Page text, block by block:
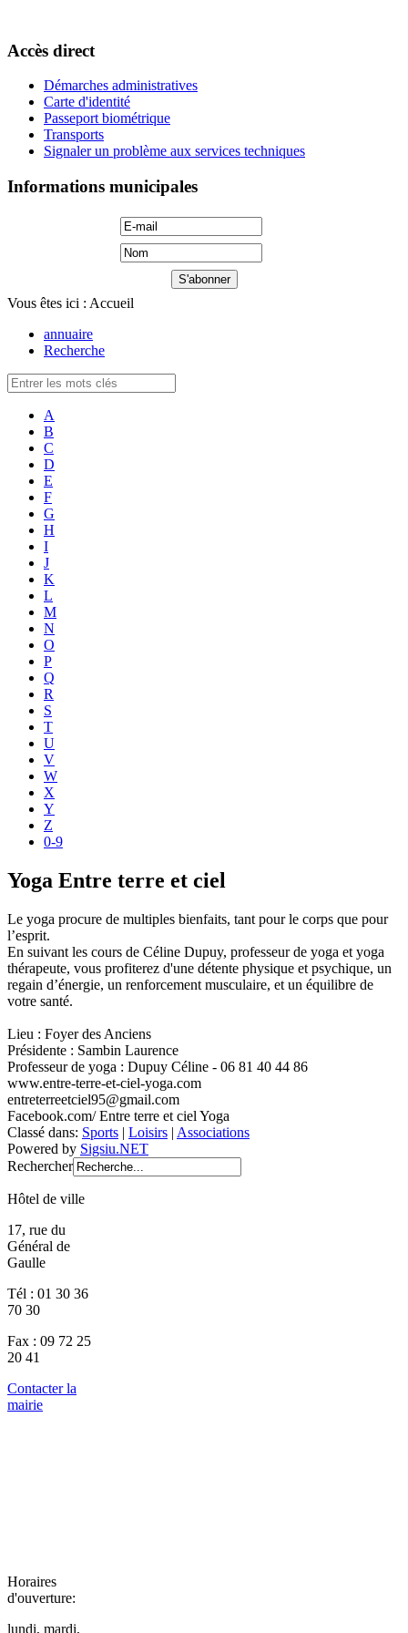
Accès direct
Démarches administratives
Carte d'identité
Passeport biométrique
Transports
Signaler un problème aux services techniques
Informations municipales
Vous êtes ici : Accueil
annuaire
Recherche
A
B
C
D
E
F
G
H
I
J
K
L
M
N
O
P
Q
R
S
T
U
V
W
X
Y
Z
0-9
Yoga Entre terre et ciel
Le yoga procure de multiples bienfaits, tant pour le corps que pour
l’esprit.
En suivant les cours de Céline Dupuy, professeur de yoga et yoga
thérapeute, vous profiterez d'une détente physique et psychique, un
regain d’énergie, un renforcement musculaire, et un équilibre de
votre santé.
Lieu : Foyer des Anciens
Présidente : Sambin Laurence
Professeur de yoga : Dupuy Céline - 06 81 40 44 86
www.entre-terre-et-ciel-yoga.com
entreterreetciel95@gmail.com
Facebook.com/ Entre terre et ciel Yoga
Classé dans: Sports | Loisirs | Associations
Powered by Sigsiu.NET
Rechercher
Hôtel de ville
17, rue du
Général de
Gaulle
Tél : 01 30 36
70 30
Fax : 09 72 25
20 41
Contacter la
mairie
Horaires
d'ouverture:
lundi, mardi,